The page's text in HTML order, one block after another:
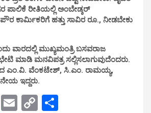
ಪಾಲಿಕೆ ರೀತಿಯಲ್ಲಿ ಅಂಬೇಡ್ಕರ್
ಕಾರ್ಮಿಕರಿಗೆ ಹತ್ತು ಸಾವಿರ ರೂ., ನೀಡಬೇಕು
ವಾರದಲ್ಲಿ ಮುಖ್ಯಮಂತ್ರಿ ಬಸವರಾಜ
ಮಾಡಿ ಮನವಿಪತ್ರ ಸಲ್ಲಿಸಲಾಗುವುದೆಂದರು.
ಎಂ.ವಿ. ವೆಂಕಟೇಶ್, ಸಿ.ಎಂ. ರಾಮಯ್ಯ,
ಇದ್ದರು.
T
E
C